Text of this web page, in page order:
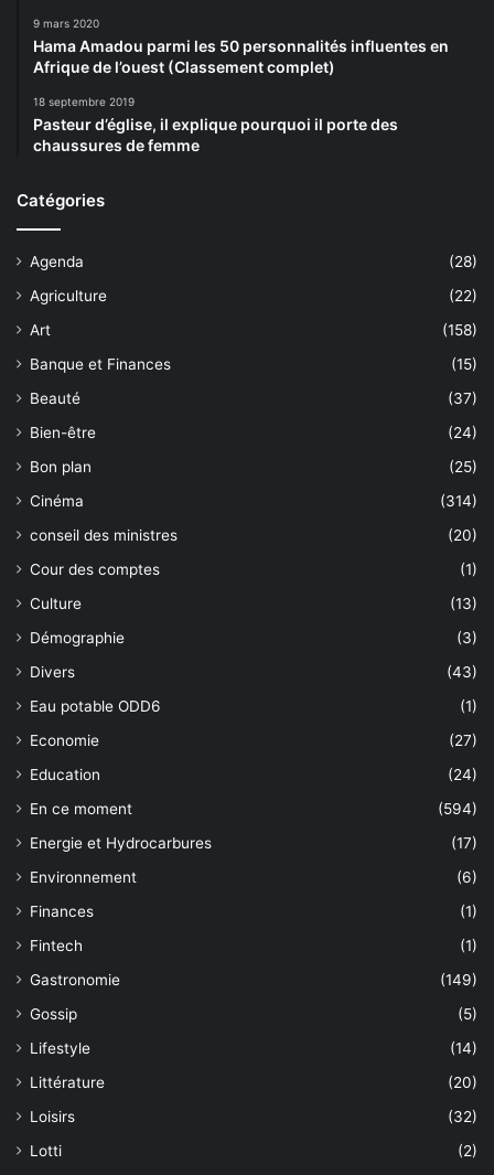
9 mars 2020
Hama Amadou parmi les 50 personnalités influentes en
Afrique de l’ouest (Classement complet)
18 septembre 2019
Pasteur d’église, il explique pourquoi il porte des
chaussures de femme
Catégories
Agenda
(28)
Agriculture
(22)
Art
(158)
Banque et Finances
(15)
Beauté
(37)
Bien-être
(24)
Bon plan
(25)
Cinéma
(314)
conseil des ministres
(20)
Cour des comptes
(1)
Culture
(13)
Démographie
(3)
Divers
(43)
Eau potable ODD6
(1)
Economie
(27)
Education
(24)
En ce moment
(594)
Energie et Hydrocarbures
(17)
Environnement
(6)
Finances
(1)
Fintech
(1)
Gastronomie
(149)
Gossip
(5)
Lifestyle
(14)
Littérature
(20)
Loisirs
(32)
Lotti
(2)